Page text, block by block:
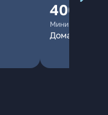
400
Минимальная
Домашний